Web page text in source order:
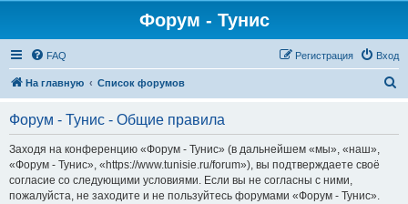
Форум - Тунис
FAQ Вход
Регистрация
На главную Список форумов
Форум - Тунис - Общие правила
Заходя на конференцию «Форум - Тунис» (в дальнейшем «мы», «наш»,
«Форум - Тунис», «https://www.tunisie.ru/forum»), вы подтверждаете своё
согласие со следующими условиями. Если вы не согласны с ними,
пожалуйста, не заходите и не пользуйтесь форумами «Форум - Тунис».